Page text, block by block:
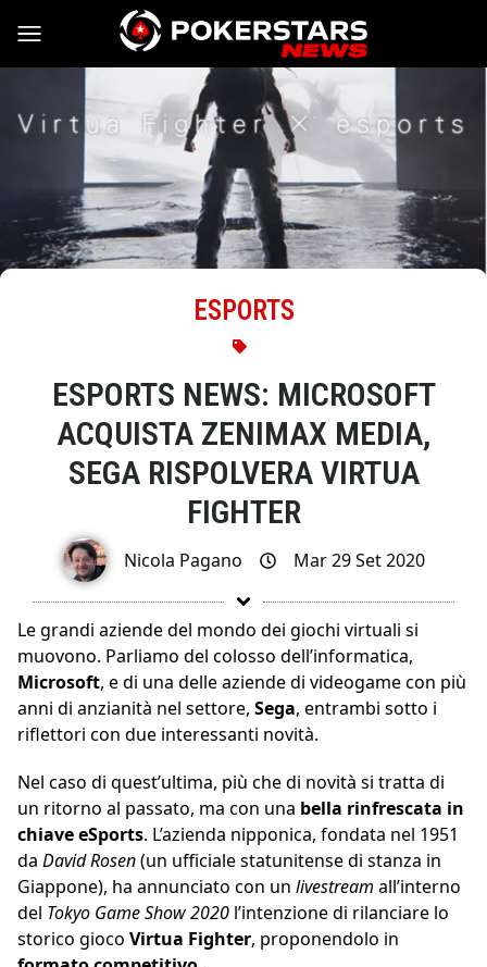
Vai al contenuto
ESPORTS
ESPORTS NEWS: MICROSOFT
ACQUISTA ZENIMAX MEDIA,
SEGA RISPOLVERA VIRTUA
FIGHTER
Nicola Pagano Mar 29 Set 2020
Le grandi aziende del mondo dei giochi virtuali si
muovono. Parliamo del colosso dell’informatica,
Microsoft, e di una delle aziende di videogame con più
anni di anzianità nel settore, Sega, entrambi sotto i
riflettori con due interessanti novità.
Nel caso di quest’ultima, più che di novità si tratta di
un ritorno al passato, ma con una bella rinfrescata in
chiave eSports. L’azienda nipponica, fondata nel 1951
da David Rosen(un ufficiale statunitense di stanza in
Giappone), ha annunciato con un livestream all’interno
del Tokyo Game Show 2020 l’intenzione di rilanciare lo
storico gioco Virtua Fighter, proponendolo in